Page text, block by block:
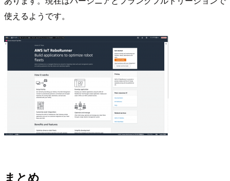
使えるようです。
まとめ